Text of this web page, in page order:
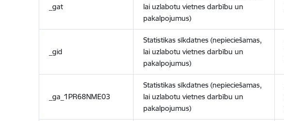
_gat
lai uzlabotu vietnes darbību un
pakalpojumus)
_gid
Statistikas sīkdatnes (nepieciešamas,
lai uzlabotu vietnes darbību un
pakalpojumus)
_ga_1PR68NME03
Statistikas sīkdatnes (nepieciešamas,
lai uzlabotu vietnes darbību un
pakalpojumus)